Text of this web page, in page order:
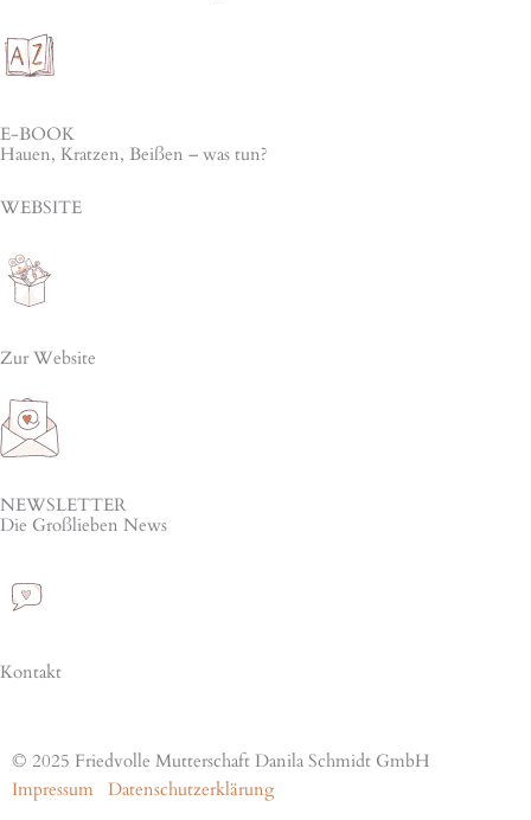
E-BOOK
Hauen, Kratzen, Beißen – was tun?
WEBSITE
Zur Website
NEWSLETTER
Die Großlieben News
Kontakt
© 2025 Friedvolle Mutterschaft Danila Schmidt GmbH
Impressum
Datenschutzerklärung